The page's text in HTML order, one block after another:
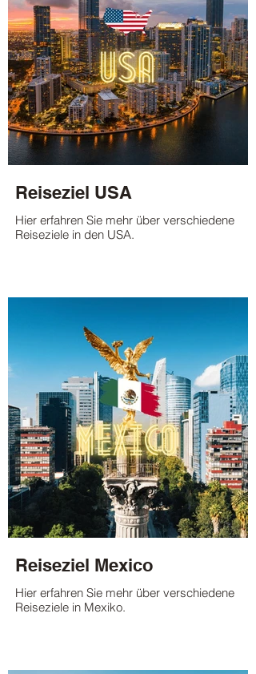
Reiseziel USA
Hier erfahren Sie mehr über verschiedene
Reiseziele in den USA.
Reiseziel Mexico
Hier erfahren Sie mehr über verschiedene
Reiseziele in Mexiko.